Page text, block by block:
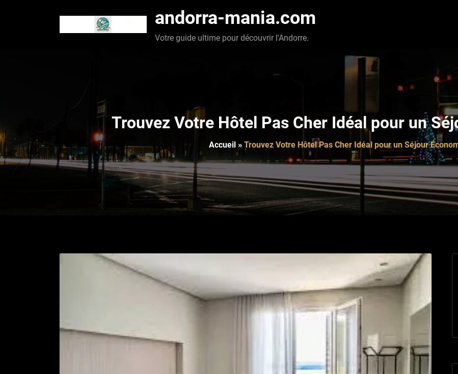
andorra-mania.com
Votre guide ultime pour découvrir l'Andorre.
Trouvez Votre Hôtel Pas Cher Idéal pour un
Accueil »Trouvez Votre Hôtel Pas Cher Idéal pour un Séjour